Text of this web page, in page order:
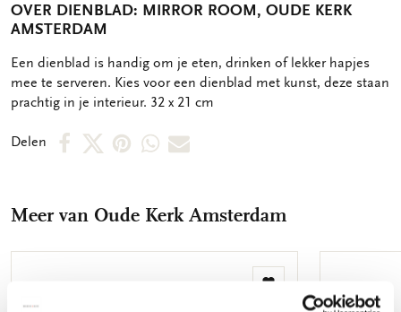
OVER DIENBLAD: MIRROR ROOM, OUDE KERK
AMSTERDAM
OMSCHRIJVING
Een dienblad is handig om je eten, drinken of lekker hapjes
mee te serveren. Kies voor een dienblad met kunst, deze staan
prachtig in je interieur. 32 x 21 cm
Delen
DeelDeelDeelDeelDeel
mail
Meer van Oude Kerk Amsterdam